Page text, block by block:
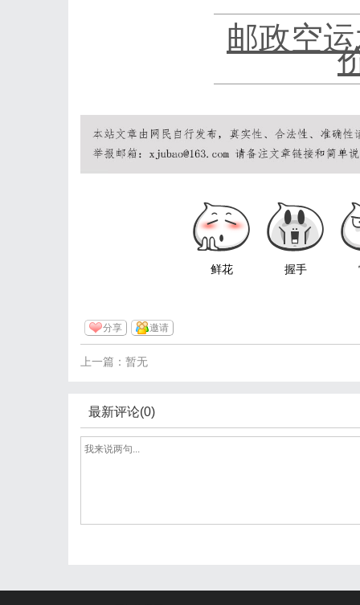
邮政空
鲜花 握手
分享 邀请
上一篇：暂无
最新评论(0)